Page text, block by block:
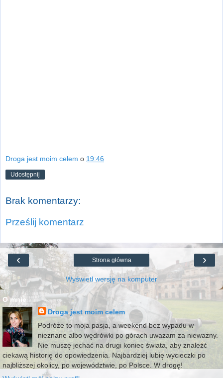
Droga jest moim celem o 19:46
Udostępnij
Brak komentarzy:
Prześlij komentarz
‹ ›
Strona główna
Wyświetl wersję na komputer
O mnie
Droga jest moim celem
Podróże to moja pasja, a weekend bez wypadu w
nieznane albo wędrówki po górach uważam za nieważny.
Nie muszę jechać na drugi koniec świata, aby znaleźć
ciekawą historię do opowiedzenia. Najbardziej lubię wycieczki po
najbliższej okolicy, po województwie, po Polsce. W drogę!